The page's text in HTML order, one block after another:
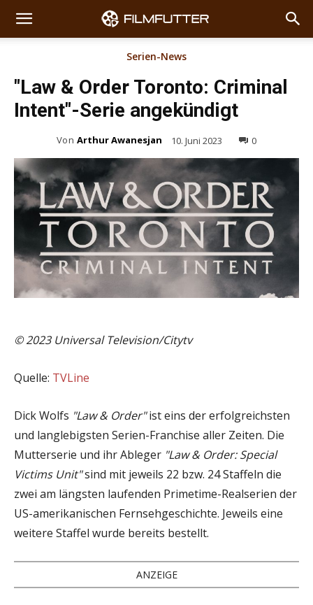
Serien-News
"Law & Order Toronto: Criminal
Intent"-Serie angekündigt
Von Arthur Awanesjan 10. Juni 2023 0
© 2023 Universal Television/Citytv
Quelle: TVLine
Dick Wolfs "Law & Order"ist eins der erfolgreichsten
und langlebigsten Serien-Franchise aller Zeiten. Die
Mutterserie und ihr Ableger "Law & Order: Special
Victims Unit"sind mit jeweils 22 bzw. 24 Staffeln die
zwei am längsten laufenden Primetime-Realserien der
US-amerikanischen Fernsehgeschichte. Jeweils eine
weitere Staffel wurde bereits bestellt.
ANZEIGE